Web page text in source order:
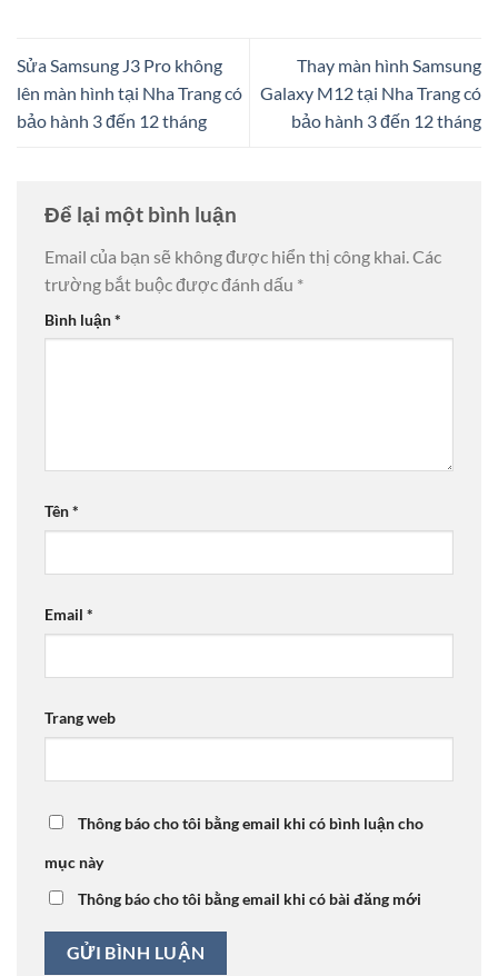
Sửa Samsung J3 Pro không
lên màn hình tại Nha Trang có
bảo hành 3 đến 12 tháng
Thay màn hình Samsung
Galaxy M12 tại Nha Trang có
bảo hành 3 đến 12 tháng
Để lại một bình luận
Email của bạn sẽ không được hiển thị công khai. Các
trường bắt buộc được đánh dấu *
Bình luận*
Tên*
Email *
Trang web
Thông báo cho tôi bằng email khi có bình luận cho
mục này
Thông báo cho tôi bằng email khi có bài đăng mới